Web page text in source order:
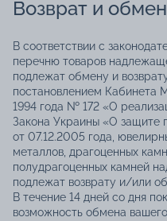
Возврат и обмен
В соответствии с
перечню товаров
подлежат обмену и
постановлением Кабинета
1994 года № 172 «О
Закона Украины «О защите
от 07.12.2005 года,
металлов, драгоценных
полудрагоценных камней
подлежат возврату и/или
В течение 14 дней со дня
возможность обмена